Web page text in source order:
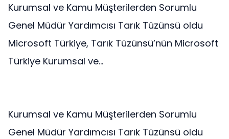
Kurumsal ve Kamu Müşterilerden Sorumlu
Genel Müdür Yardımcısı Tarık Tüzünsü oldu
Microsoft Türkiye, Tarık Tüzünsü’nün Microsoft
Türkiye Kurumsal ve...
Kurumsal ve Kamu Müşterilerden Sorumlu
Genel Müdür Yardımcısı Tarık Tüzünsü oldu